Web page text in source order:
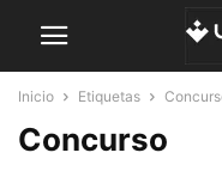
Inicio Etiquetas
Concurso